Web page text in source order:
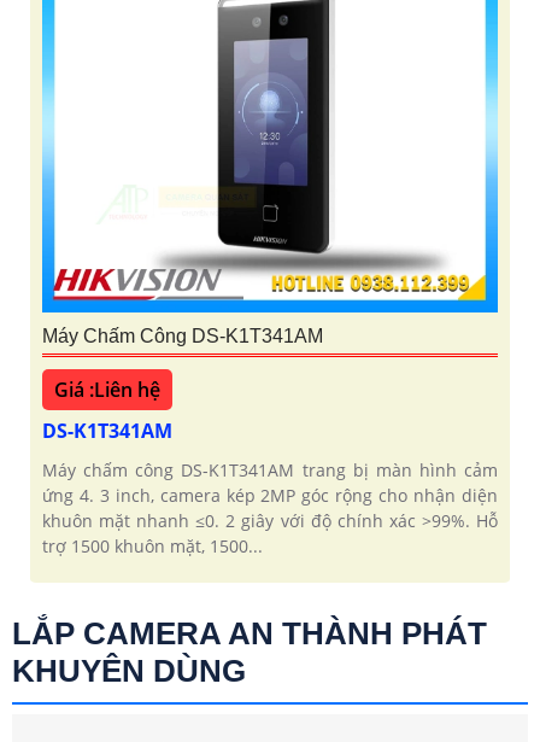
Máy Chấm Công DS-K1T341AM
Giá :Liên hệ
DS-K1T341AM
Máy chấm công DS-K1T341AM trang bị màn hình cảm
ứng 4. 3 inch, camera kép 2MP góc rộng cho nhận diện
khuôn mặt nhanh ≤0. 2 giây với độ chính xác >99%. Hỗ
trợ 1500 khuôn mặt, 1500...
LẮP CAMERA AN THÀNH PHÁT
KHUYÊN DÙNG